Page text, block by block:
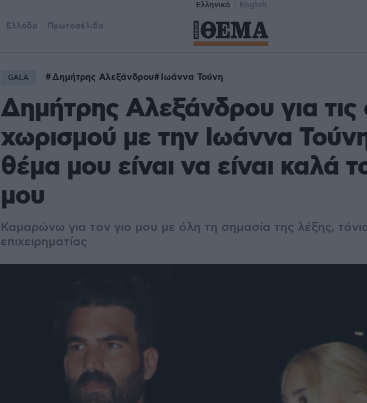
Ελληνικά English
Ελλάδα Πρωτοσέλιδα
GALA Δημήτρης Αλεξάνδρου Ιωάννα Τούνη
Δημήτρης Αλεξάνδρου για
χωρισμού με την Ιωάννα
θέμα μου είναι να είναι καλά
μου
Καμαρώνω για τον γιο μου με όλη τη σημασία της λέξης,
επιχειρηματίας